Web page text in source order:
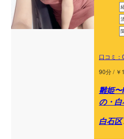
口コミ：
90分 / ￥
雛姫
の・
白石区